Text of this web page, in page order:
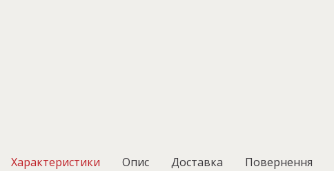
Характеристики Опис Доставка Повернення